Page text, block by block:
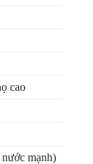
cao
mạnh)